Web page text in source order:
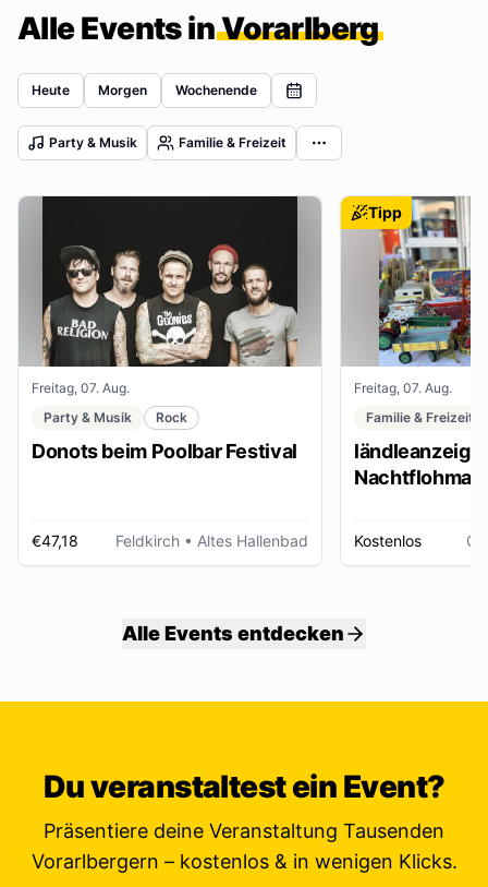
Alle Events inVorarlberg
Heute Morgen Wochenende
Party & Musik Familie & Freizeit
Freitag, 07. Aug.
Party & Musik
Rock
Donots beim Poolbar Festival
€47,18 Feldkirch • Altes Hallenbad
Tipp
Freitag, 07. Aug.
Familie & Freizeit
Kostenlos
Alle Events entdecken
Du veranstaltest ein Event?
Präsentiere deine Veranstaltung Tausenden
Vorarlbergern – kostenlos & in wenigen Klicks.